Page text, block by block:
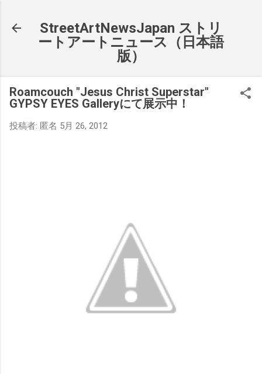
StreetArtNewsJapan ストリ
ートアートニュース（日本語
版）
Roamcouch "Jesus Christ Superstar"
GYPSY EYES Galleryにて展示中！
投稿者: 匿名 5月 26, 2012